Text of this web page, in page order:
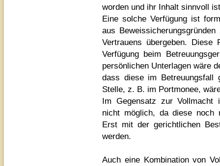
worden und ihr Inhalt sinnvoll
Eine solche Verfügung ist
aus
Vertrauens übergeben.
Verfügung beim
persönlichen Unterlagen wäre
dass diese im Betreuungsfall
Stelle, z. B. im Portmonee,
Im Gegensatz zur Vollmacht
nicht möglich, da diese noch
Erst mit der gerichtlichen
werden.
Auch eine Kombination von